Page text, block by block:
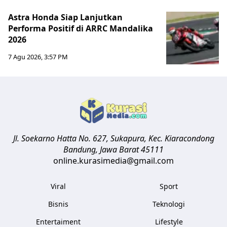
Astra Honda Siap Lanjutkan
Performa Positif di ARRC Mandalika
2026
7 Agu 2026, 3:57 PM
Jl. Soekarno Hatta No. 627, Sukapura, Kec. Kiaracondong
Bandung, Jawa Barat45111
online.kurasimedia@gmail.com
Viral
Bisnis
Entertaiment
Sport
Teknologi
Lifestyle